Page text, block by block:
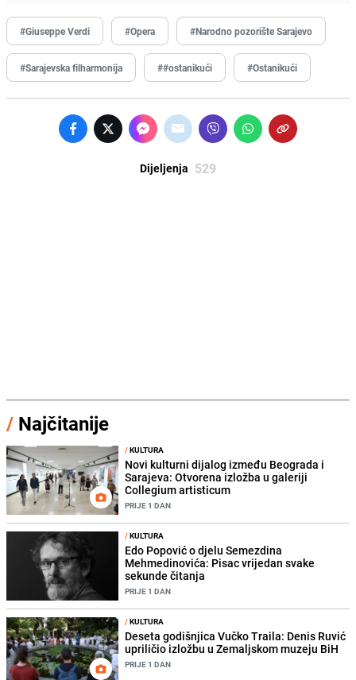
#Giuseppe Verdi #Opera #Narodno pozorište Sarajevo
#Sarajevska filharmonija ##ostanikući #Ostanikući
Dijeljenja 529
/ Najčitanije
/KULTURA
Novi kulturni dijalog između Beograda i
Sarajeva: Otvorena izložba u galeriji
Collegium artisticum
PRIJE 1 DAN
/KULTURA
Edo Popović o djelu Semezdina
Mehmedinovića: Pisac vrijedan svake
sekunde čitanja
PRIJE 1 DAN
/KULTURA
Deseta godišnjica Vučko Traila: Denis Ruvić
upriličio izložbu u Zemaljskom muzeju BiH
PRIJE 1 DAN